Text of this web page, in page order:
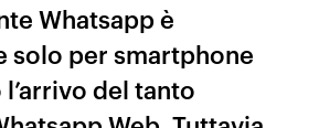
Whatsapp è
solo per smartphone
del tanto